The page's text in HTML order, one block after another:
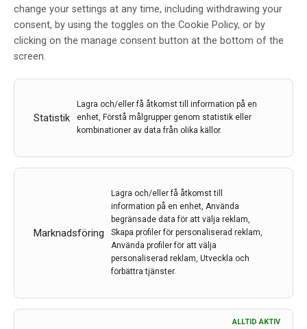
change your settings at any time, including withdrawing your
consent, by using the toggles on the Cookie Policy, or by
clicking on the manage consent button at the bottom of the
screen.
Statistik
Lagra och/eller få åtkomst till information på en
enhet, Förstå målgrupper genom statistik eller
kombinationer av data från olika källor.
Marknadsföring
Lagra och/eller få åtkomst till
information på en enhet, Använda
begränsade data för att välja reklam,
Skapa profiler för personaliserad reklam,
Använda profiler för att välja
personaliserad reklam, Utveckla och
förbättra tjänster.
ALLTID AKTIV
temporallobsepilepsi
AvRegion Östergötland
16 maj 2022
Landets första laserbehandling av temporallobsepilepsi
har genomförts vid Universitetssjukhuset i Linköping.